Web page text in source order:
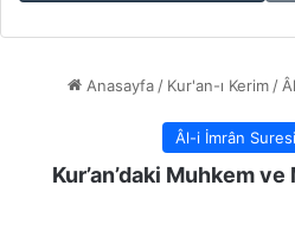
Anasayfa / Kur'an-ı Kerim /
Âl-i İmrân
Kur’an’daki Muhkem